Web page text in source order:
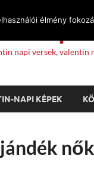
Nap
napi versek, valentin
NAPI KÉPEK
élmény